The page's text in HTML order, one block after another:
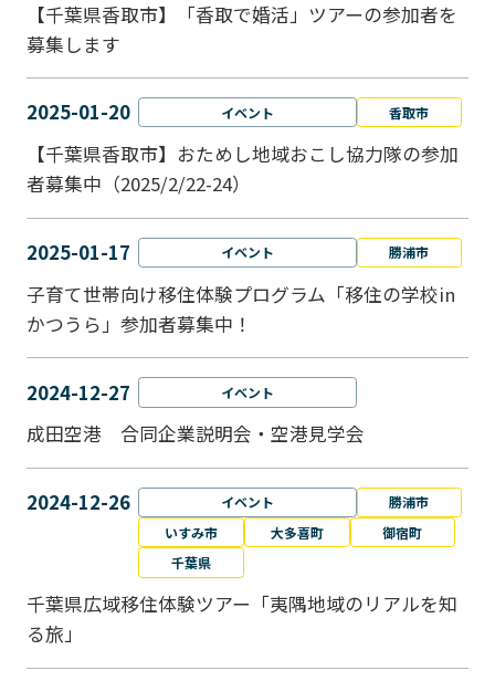
【千葉県香取市】「香取で婚活」ツアーの参加者を
募集します
2025-01-20 イベント 香取市
【千葉県香取市】おためし地域おこし協力隊の参加
者募集中（2025/2/22-24）
2025-01-17 イベント 勝浦市
子育て世帯向け移住体験プログラム「移住の学校in
かつうら」参加者募集中！
2024-12-27 イベント
成田空港 合同企業説明会・空港見学会
2024-12-26 イベント
勝浦市
いすみ市
大多喜町
御宿町
千葉県
千葉県広域移住体験ツアー「夷隅地域のリアルを知
る旅」